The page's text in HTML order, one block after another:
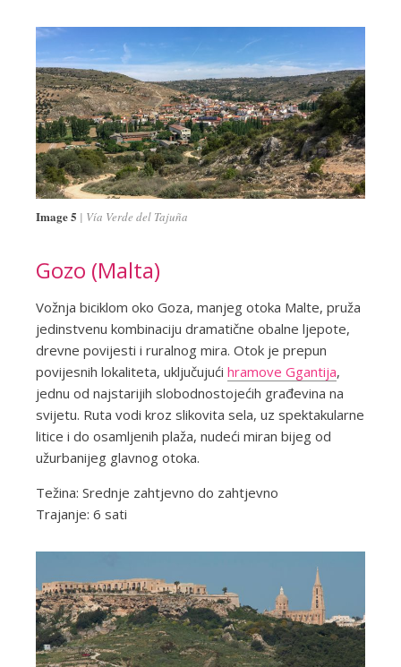
Image 5 Vía Verde del Tajuña
Gozo (Malta)
Vožnja biciklom oko Goza, manjeg otoka Malte, pruža
jedinstvenu kombinaciju dramatične obalne ljepote,
drevne povijesti i ruralnog mira. Otok je prepun
povijesnih lokaliteta, uključujući hramove Ggantija,
jednu od najstarijih slobodnostojećih građevina na
svijetu. Ruta vodi kroz slikovita sela, uz spektakularne
litice i do osamljenih plaža, nudeći miran bijeg od
užurbanijeg glavnog otoka.
Težina: Srednje zahtjevno do zahtjevno
Trajanje: 6 sati